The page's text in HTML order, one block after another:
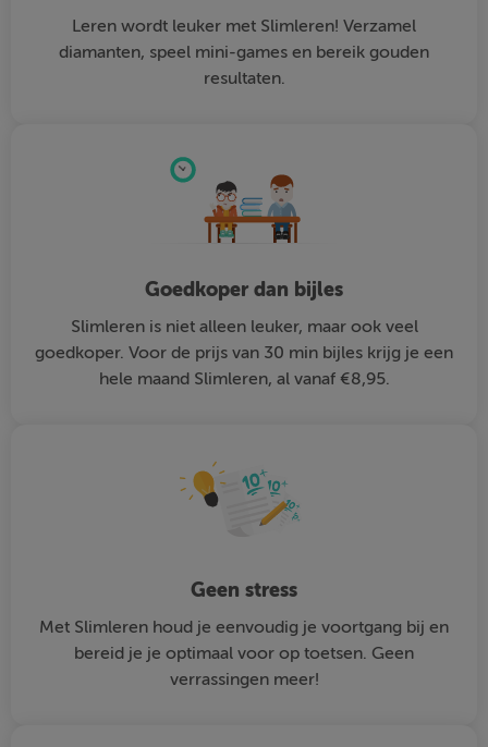
Leren wordt leuker met Slimleren! Verzamel
diamanten, speel mini-games en bereik gouden
resultaten.
Goedkoper dan bijles
Slimleren is niet alleen leuker, maar ook veel
goedkoper. Voor de prijs van 30 min bijles krijg je een
hele maand Slimleren, al vanaf €8,95.
Geen stress
Met Slimleren houd je eenvoudig je voortgang bij en
bereid je je optimaal voor op toetsen. Geen
verrassingen meer!